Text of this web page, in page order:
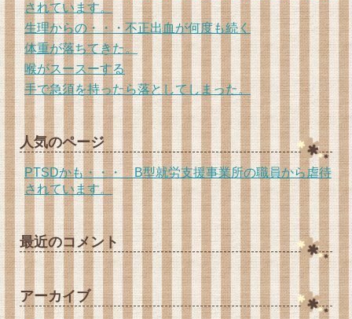
されています。
生理からの・・・不正出血が何度も続く
体重が落ちてきた。
喉がスースーする
手で急須を持ったら落としてしまった。
人気のページ
PTSDかも・・・ B型就労支援事業所の職員から虐待
されています。
最近のコメント
アーカイブ